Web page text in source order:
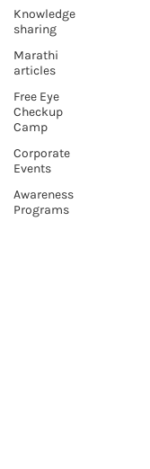
Knowledge
sharing
Marathi
articles
Free Eye
Checkup
Camp
Corporate
Events
Awareness
Programs